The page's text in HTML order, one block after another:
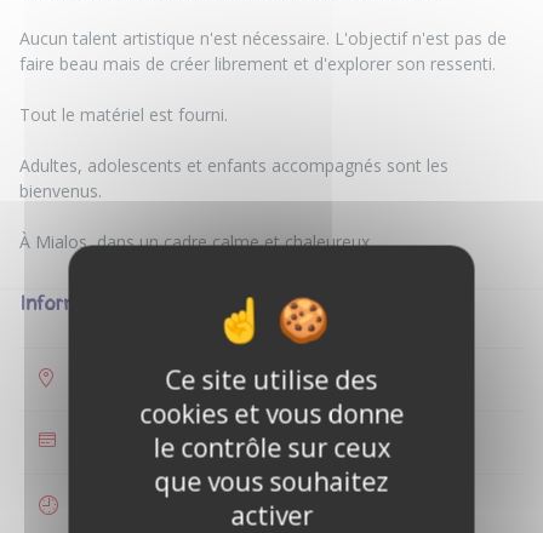
Aucun talent artistique n'est nécessaire. L'objectif n'est pas de
faire beau mais de créer librement et d'explorer son ressenti.
Tout le matériel est fourni.
Adultes, adolescents et enfants accompagnés sont les
bienvenus.
Informations
Ce site utilise des
cookies et vous donne
le contrôle sur ceux
que vous souhaitez
activer